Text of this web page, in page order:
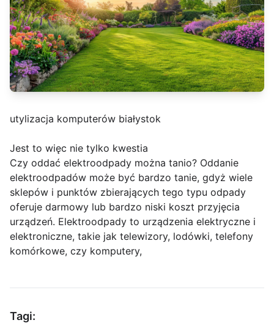
utylizacja komputerów białystok
Jest to więc nie tylko kwestia
Czy oddać elektroodpady można tanio? Oddanie
elektroodpadów może być bardzo tanie, gdyż wiele
sklepów i punktów zbierających tego typu odpady
oferuje darmowy lub bardzo niski koszt przyjęcia
urządzeń. Elektroodpady to urządzenia elektryczne i
elektroniczne, takie jak telewizory, lodówki, telefony
komórkowe, czy komputery,
Tagi: